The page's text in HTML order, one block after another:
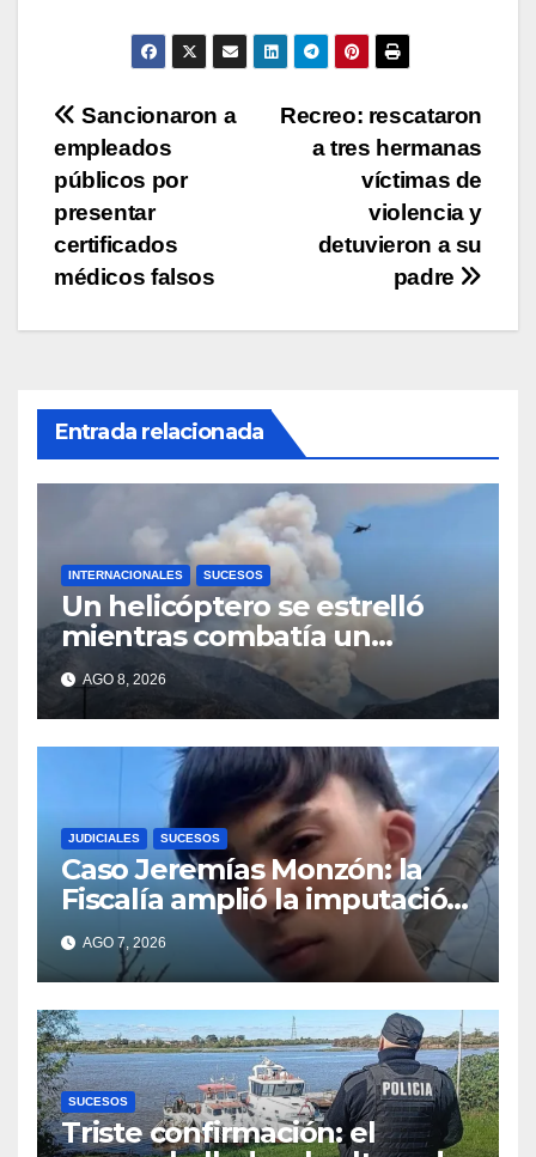
b
o
k
Li
n
ar
tir
Navegación
de
entradas
Recreo: rescataron
a tres hermanas
víctimas de
violencia y
detuvieron a su
padre
Sancionaron a
empleados
públicos por
presentar
certificados
médicos falsos
Entrada relacionada
INTERNACIONALES SUCESOS
Un helicóptero se estrelló
mientras combatía un
incendio forestal en Utah
AGO 8, 2026
JUDICIALES SUCESOS
Caso Jeremías Monzón: la
Fiscalía amplió la imputación
contra la menor acusada del
crimen y la causa se
encamina al juicio por
jurados
AGO 7, 2026
SUCESOS
Triste confirmación: el